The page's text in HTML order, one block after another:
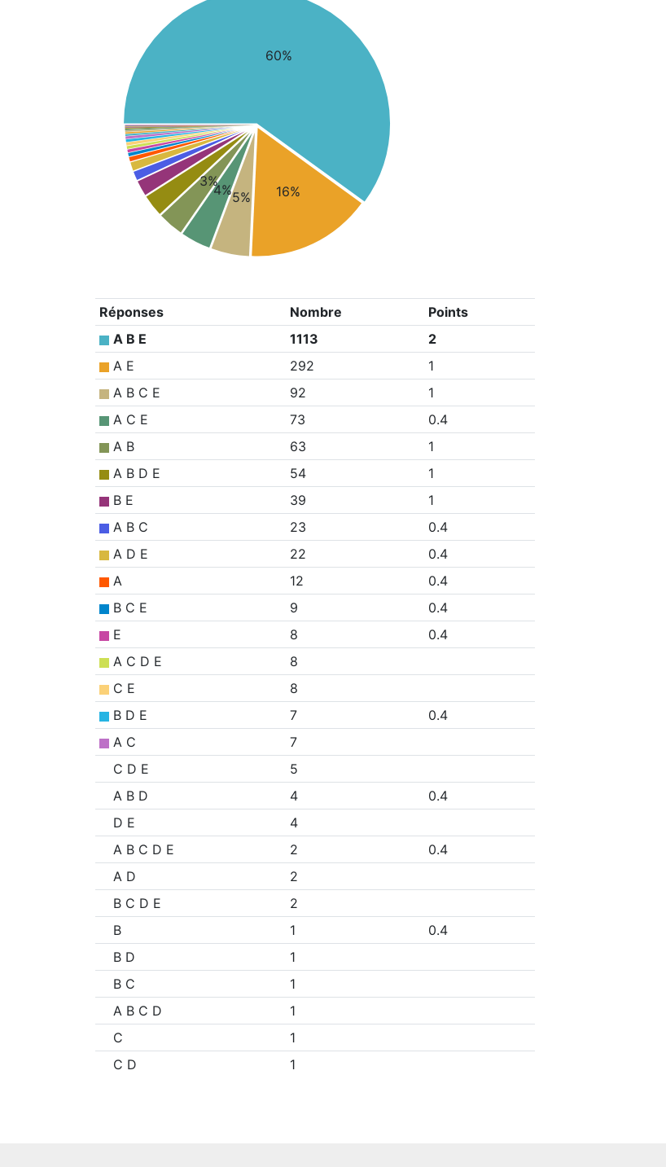
60%
16%
5%
4%
3%
Réponses Nombre
Points
A B E
1113
2
A E
292
1
A B C E
92
1
A C E
73
0.4
A B
63
1
A B D E
54
1
B E
39
1
A B C
23
0.4
A D E
22
0.4
A
12
0.4
B C E
9
0.4
E
8
0.4
A C D E
8
C E
8
B D E
7
0.4
A C
7
C D E
5
A B D
4
0.4
D E
4
A B C D E
2
0.4
A D
2
B C D E
2
B
1
0.4
B D
1
B C
1
A B C D
1
C
1
C D
1